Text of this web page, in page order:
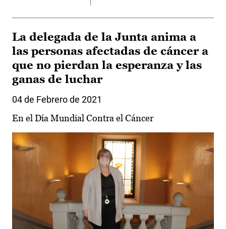
La delegada de la Junta anima a
las personas afectadas de cáncer a
que no pierdan la esperanza y las
ganas de luchar
04 de Febrero de 2021
En el Día Mundial Contra el Cáncer